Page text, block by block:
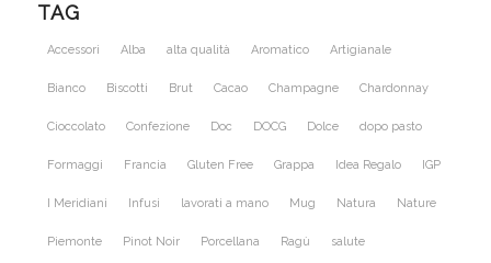
TAG
Accessori Alba alta qualità Aromatico Artigianale
Bianco Biscotti Brut Cacao Champagne Chardonnay
Cioccolato Confezione Doc DOCG Dolce dopo pasto
Formaggi Francia Gluten Free Grappa Idea Regalo IGP
I Meridiani Infusi lavorati a mano Mug Natura Nature
Piemonte Pinot Noir Porcellana Ragù salute